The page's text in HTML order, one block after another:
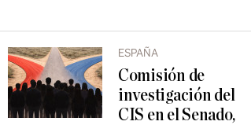
ESPAÑA
Comisión de
investigación del
CIS en el Senado,